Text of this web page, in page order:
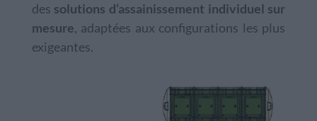
des solutions d’assainissement individuel sur
mesure, adaptées aux configurations les plus
exigeantes.